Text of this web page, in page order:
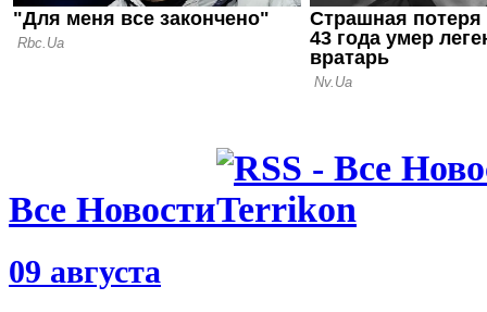
новости
04.08.26 08:00
Все Новости
09 августа